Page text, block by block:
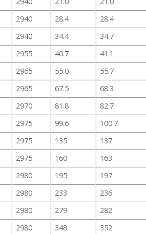
2940 28.4
28.4
2940 34.4
34.7
2955 40.7
41.1
2965 55.0
55.7
2965 67.5
68.3
2970 81.8
82.7
2975 99.6
100.7
2975 135
137
2975 160
163
2980 195
197
2980 233
236
2980 279
282
2980 348
352